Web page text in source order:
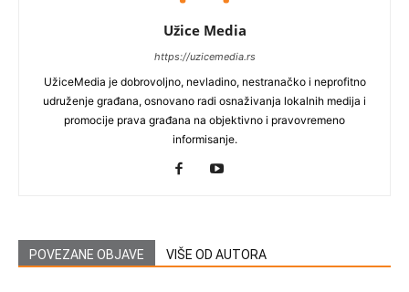
Užice Media
https://uzicemedia.rs
UžiceMedia je dobrovoljno, nevladino, nestranačko i neprofitno
udruženje građana, osnovano radi osnaživanja lokalnih medija i
promocije prava građana na objektivno i pravovremeno
informisanje.
POVEZANE OBJAVE VIŠE OD AUTORA